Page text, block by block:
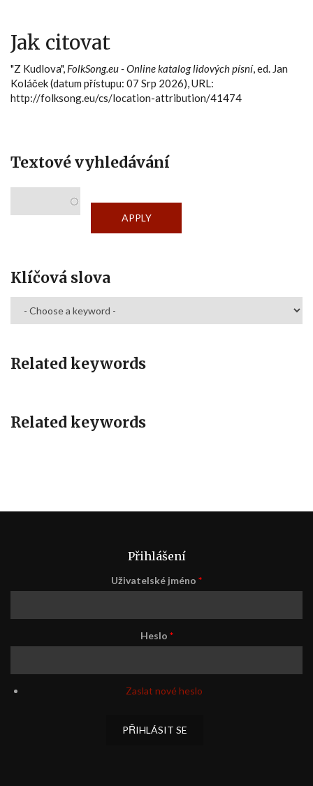
Jak citovat
"Z Kudlova", FolkSong.eu - Online katalog lidových písní, ed. Jan
Koláček (datum přístupu: 07 Srp 2026), URL:
http://folksong.eu/cs/location-attribution/41474
Textové vyhledávání
Klíčová slova
Related keywords
Related keywords
Přihlášení
Uživatelské jméno *
Heslo *
Zaslat nové heslo